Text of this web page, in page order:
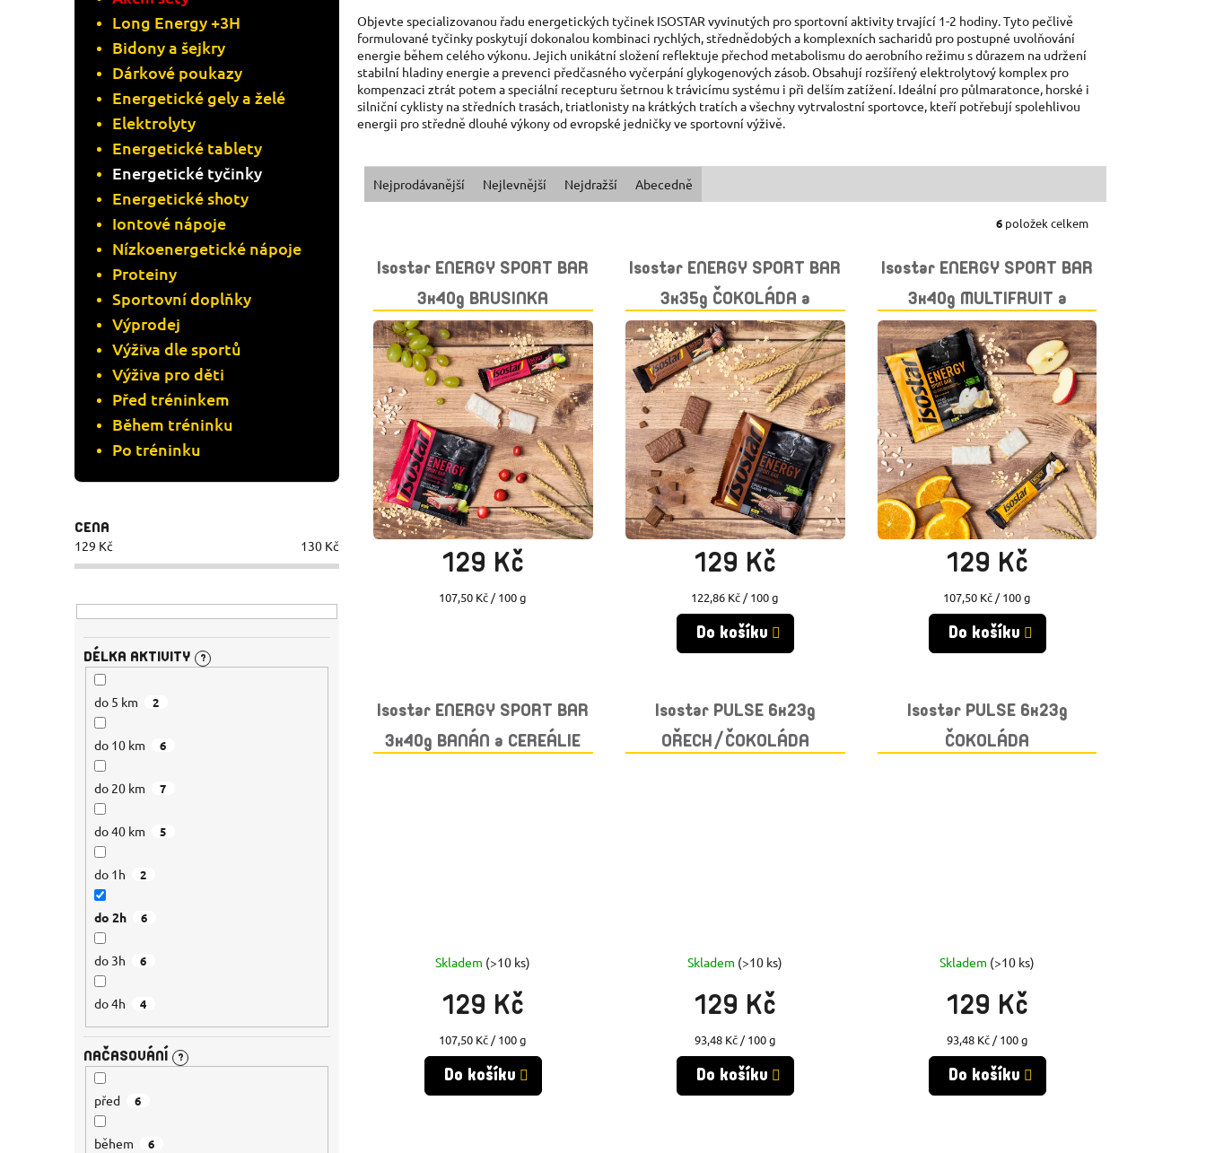
Long Energy +3H
Bidony a šejkry
Dárkové poukazy
Energetické gely a želé
Elektrolyty
Energetické tablety
Energetické tyčinky
Energetické shoty
Iontové nápoje
Nízkoenergetické nápoje
Proteiny
Sportovní doplňky
Výprodej
Výživa dle sportů
Výživa pro děti
Před tréninkem
Během tréninku
Po tréninku
CENA
129 Kč 130 Kč
DÉLKA AKTIVITY ?
do 5 km 2
do 10 km 6
do 20 km 7
do 40 km 5
do 1h 2
do 2h 6
do 3h 6
do 4h 4
NAČASOVÁNÍ ?
před 6
během 6
Objevte specializovanou řadu energetických tyčinek ISOSTAR vyvinutých pro sportovní aktivity trvající 1-2 hodiny. Tyto pečlivě
formulované tyčinky poskytují dokonalou kombinaci rychlých, střednědobých a komplexních sacharidů pro postupné uvolňování
energie během celého výkonu. Jejich unikátní složení reflektuje přechod metabolismu do aerobního režimu s důrazem na udržení
stabilní hladiny energie a prevenci předčasného vyčerpání glykogenových zásob. Obsahují rozšířený elektrolytový komplex pro
kompenzaci ztrát potem a speciální recepturu šetrnou k trávicímu systému i při delším zatížení. Ideální pro půlmaratonce, horské i
silniční cyklisty na středních trasách, triatlonisty na krátkých tratích a všechny vytrvalostní sportovce, kteří potřebují spolehlivou
energii pro středně dlouhé výkony od evropské jedničky ve sportovní výživě.
Ř
Z
E
N
P
R
O
D
Ů
Nejprodávanější Nejlevnější Nejdražší Abecedně
6položek celkem
Isostar ENERGY SPORT BAR
3x40g BRUSINKA
Momentálně vyprodáno
129 Kč
Měrná
107,50 Kč / 100 g
Isostar ENERGY SPORT BAR
3x35g ČOKOLÁDA a
CEREÁLIE
Skladem(>10 ks)
129 Kč
Měrná
cena:
122,86 Kč / 100 g
Do košíku
Isostar ENERGY SPORT BAR
3x40g MULTIFRUIT a
CEREÁLIE
Skladem(>10 ks)
129 Kč
Měrná
cena:
107,50 Kč / 100 g
Do košíku
Isostar ENERGY SPORT BAR
3x40g BANÁN a CEREÁLIE
Skladem (>10 ks)
129 Kč
Měrná
cena:
107,50 Kč / 100 g
Do košíku
Isostar PULSE 6x23g
OŘECH/ČOKOLÁDA
Skladem (>10 ks)
129 Kč
Měrná
cena:
93,48 Kč / 100 g
Do košíku
Isostar PULSE 6x23g
ČOKOLÁDA
Skladem (>10 ks)
129 Kč
Měrná
cena:
93,48 Kč / 100 g
Do košíku